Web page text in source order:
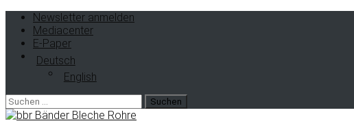
Newsletter anmelden
Mediacenter
E-Paper
Deutsch
English